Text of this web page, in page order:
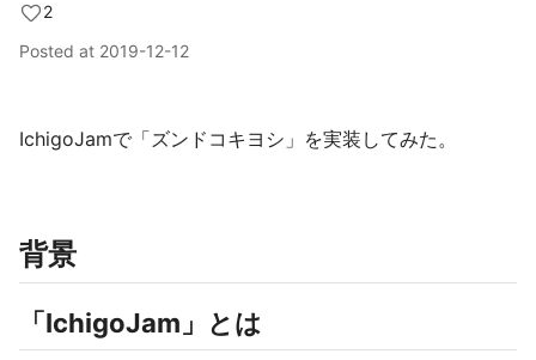
2
Posted at 2019-12-12
IchigoJamで「ズンドコキヨシ」を実装してみた。
背景
「IchigoJam」とは